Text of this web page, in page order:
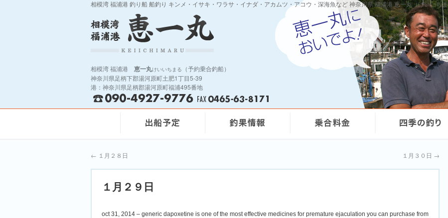
相模湾 福浦港 釣り船 船釣り キンメ・イサキ・ワラサ・イナダ・アカムツ・アコウ・深海魚など 神奈川県 福浦港 恵一丸（けいいち
相模湾 福浦港 恵一丸けいいちまる
（予約乗合釣船）
神奈川県足柄下郡湯河原町土肥1丁目5-39
港：神奈川県足柄郡湯河原町福浦495番地
← １月２８日 １月３０日 →
１月２９日
oct 31, 2014 – generic dapoxetine is one of the most effective medicines for premature ejaculation you can purchase from